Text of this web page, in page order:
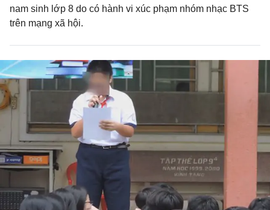
nam sinh lớp 8 do có hành vi xúc phạm nhóm nhạc BTS
trên mạng xã hội.